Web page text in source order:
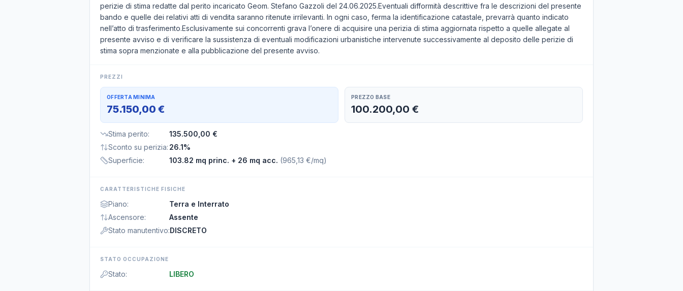
perizie di stima redatte dal perito incaricato Geom. Stefano Gazzoli del 24.06.2025.Eventuali difformità descrittive fra le descrizioni del presente
bando e quelle dei relativi atti di vendita saranno ritenute irrilevanti. In ogni caso, ferma la identificazione catastale, prevarrà quanto indicato
nell’atto di trasferimento.Esclusivamente sui concorrenti grava l’onere di acquisire una perizia di stima aggiornata rispetto a quelle allegate al
presente avviso e di verificare la sussistenza di eventuali modificazioni urbanistiche intervenute successivamente al deposito delle perizie di
stima sopra menzionate e alla pubblicazione del presente avviso.
PREZZI
OFFERTA MINIMA
75.150,00 €
PREZZO BASE
100.200,00 €
Stima perito:
135.500,00 €
Sconto su perizia: 26.1%
Superficie: 103.82 mq princ. + 26 mq acc. (965,13 €/mq)
CARATTERISTICHE FISICHE
Piano:
Terra e Interrato
Ascensore:
Assente
Stato manutentivo:DISCRETO
STATO OCCUPAZIONE
Stato: LIBERO